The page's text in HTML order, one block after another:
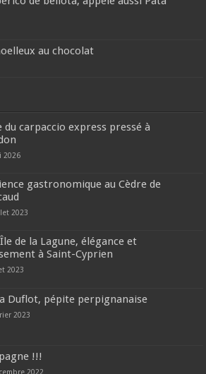
au chocolat
du carpaccio express pressé à
2026
gastronomique au Cèdre de
2023
de la Lagune, élégance et
à Saint-Cyprien
2023
Duflot, pépite perpignanaise
2023
!!!
2022